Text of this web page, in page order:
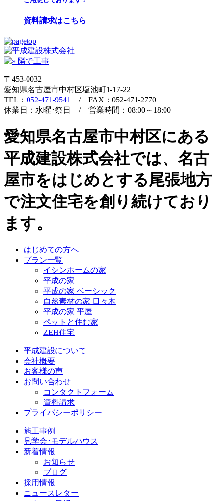
資料請求はこちら
〒453-0032
愛知県名古屋市中村区塩池町1-17-22
TEL： 052-471-9541
/ FAX：052-471-2770
休業日：水曜･祭日 / 営業時間：08:00～18:00
愛知県名古屋市中村区にある
平成建設株式会社では、名古
屋市をはじめとする尾張地方
で注文住宅を創り続けており
ます。
はじめての方へ
プラン一覧
イシンホームの家
平成の家
平成の家 ベーシック
自然素材の家 日々木
平成の家 平屋
ペットと住む家
ZEH住宅
平成建設について
会社概要
お客様の声
お問い合わせ
コンタクトフォーム
資料請求
プライバシーポリシー
施工事例
見学会･モデルハウス
新着情報
お知らせ
ブログ
採用情報
ニュースレター